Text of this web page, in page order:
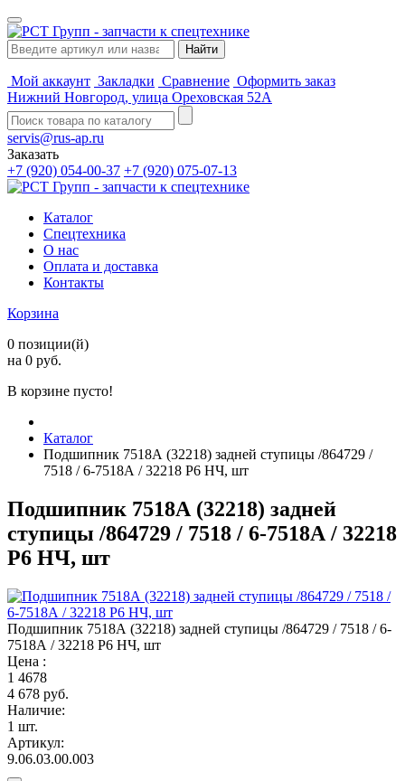
Мой аккаунт Закладки Сравнение Оформить заказ
Нижний Новгород, улица Ореховская 52А
servis@rus-ap.ru
Заказать
+7 (920) 054-00-37 +7 (920) 075-07-13
Каталог
Спецтехника
О нас
Оплата и доставка
Контакты
Корзина
0 позиции(й)
на 0 руб.
В корзине пусто!
Каталог
Подшипник 7518А (32218) задней ступицы /864729 /
7518 / 6-7518А / 32218 P6 НЧ, шт
Подшипник 7518А (32218) задней
ступицы /864729 / 7518 / 6-7518А / 32218
P6 НЧ, шт
Подшипник 7518А (32218) задней ступицы /864729 / 7518 / 6-
7518А / 32218 P6 НЧ, шт
Цена :
1 4678
4 678 руб.
Наличие:
1 шт.
Артикул:
9.06.03.00.003